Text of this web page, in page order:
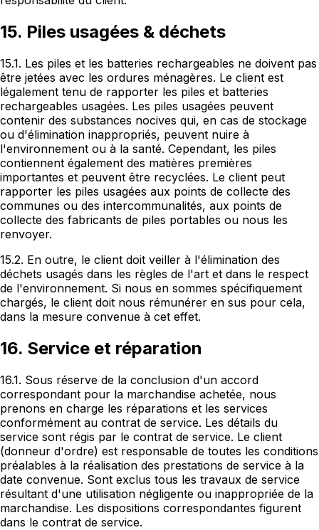
15. Piles usagées & déchets
15.1. Les piles et les batteries rechargeables ne doivent pas
être jetées avec les ordures ménagères. Le client est
légalement tenu de rapporter les piles et batteries
rechargeables usagées. Les piles usagées peuvent
contenir des substances nocives qui, en cas de stockage
ou d'élimination inappropriés, peuvent nuire à
l'environnement ou à la santé. Cependant, les piles
contiennent également des matières premières
importantes et peuvent être recyclées. Le client peut
rapporter les piles usagées aux points de collecte des
communes ou des intercommunalités, aux points de
collecte des fabricants de piles portables ou nous les
renvoyer.
15.2. En outre, le client doit veiller à l'élimination des
déchets usagés dans les règles de l'art et dans le respect
de l'environnement. Si nous en sommes spécifiquement
chargés, le client doit nous rémunérer en sus pour cela,
dans la mesure convenue à cet effet.
16. Service et réparation
16.1. Sous réserve de la conclusion d'un accord
correspondant pour la marchandise achetée, nous
prenons en charge les réparations et les services
conformément au contrat de service. Les détails du
service sont régis par le contrat de service. Le client
(donneur d'ordre) est responsable de toutes les conditions
préalables à la réalisation des prestations de service à la
date convenue. Sont exclus tous les travaux de service
résultant d'une utilisation négligente ou inappropriée de la
marchandise. Les dispositions correspondantes figurent
dans le contrat de service.